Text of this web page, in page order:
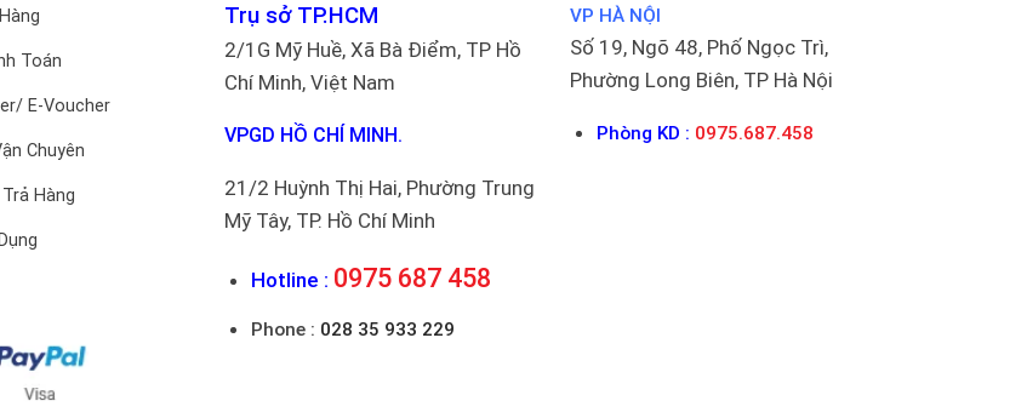
Toán
E-Voucher
Chuyên
Hàng
Trụ sở TP.HCM
2/1G Mỹ Huề, Xã Bà Điểm, TP Hồ
Chí Minh, Việt Nam
VPGD HỒ CHÍ MINH.
21/2 Huỳnh Thị Hai, Phường Trung
Mỹ Tây, TP. Hồ Chí Minh
Hotline : 0975 687 458
Phone : 028 35 933 229
VP HÀ NỘI
Số 19, Ngõ 48, Phố Ngọc Trì,
Phường Long Biên, TP Hà Nội
Phòng KD : 0975.687.458